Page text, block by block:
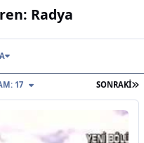
Radya
SONRAKI
17